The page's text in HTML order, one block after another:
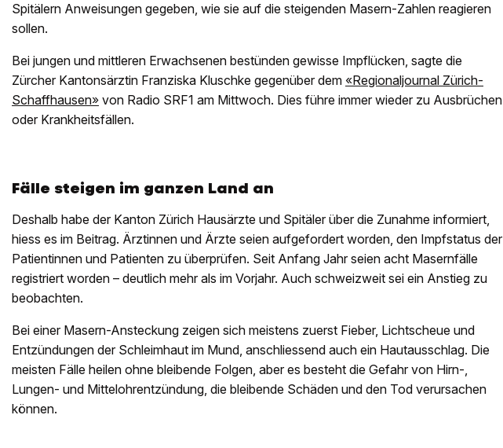
Spitälern Anweisungen gegeben, wie sie auf die steigenden Masern-Zahlen reagieren
sollen.
Bei jungen und mittleren Erwachsenen bestünden gewisse Impflücken, sagte die
Zürcher Kantonsärztin Franziska Kluschke gegenüber dem «Regionaljournal Zürich-
Schaffhausen» von Radio SRF1 am Mittwoch. Dies führe immer wieder zu Ausbrüchen
oder Krankheitsfällen.
Fälle steigen im ganzen Land an
Deshalb habe der Kanton Zürich Hausärzte und Spitäler über die Zunahme informiert,
hiess es im Beitrag. Ärztinnen und Ärzte seien aufgefordert worden, den Impfstatus der
Patientinnen und Patienten zu überprüfen. Seit Anfang Jahr seien acht Masernfälle
registriert worden – deutlich mehr als im Vorjahr. Auch schweizweit sei ein Anstieg zu
beobachten.
Bei einer Masern-Ansteckung zeigen sich meistens zuerst Fieber, Lichtscheue und
Entzündungen der Schleimhaut im Mund, anschliessend auch ein Hautausschlag. Die
meisten Fälle heilen ohne bleibende Folgen, aber es besteht die Gefahr von Hirn-,
Lungen- und Mittelohrentzündung, die bleibende Schäden und den Tod verursachen
können.